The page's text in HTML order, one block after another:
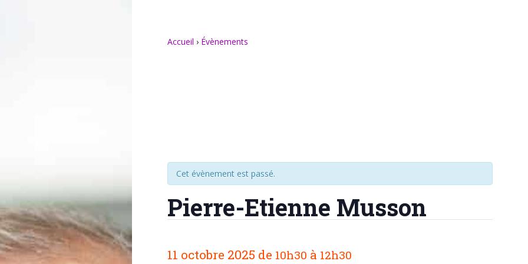
Accueil › Évènements
Cet évènement est passé.
Pierre-Etienne Musson
a
11 octobre 2025 de 10h30 à 12h30